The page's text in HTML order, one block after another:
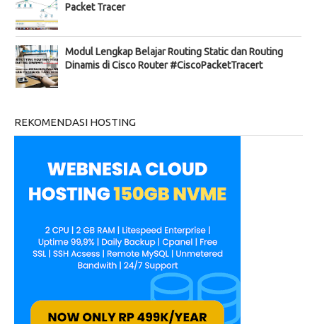
Packet Tracer
Modul Lengkap Belajar Routing Static dan Routing
Dinamis di Cisco Router #CiscoPacketTracert
REKOMENDASI HOSTING